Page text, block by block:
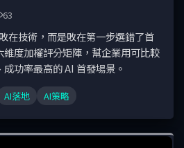
63
在技術，而是敗在第一步選錯了首
度加權評分矩陣，幫企業用可比較
功率最高的 AI 首發場景。
AI落地 AI策略